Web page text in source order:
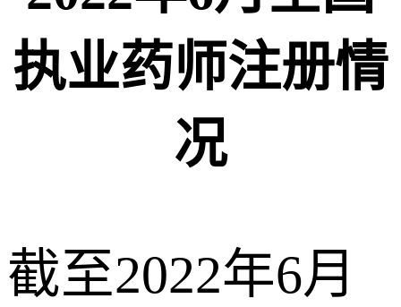
执业药师注册情
况
截至2022年6月